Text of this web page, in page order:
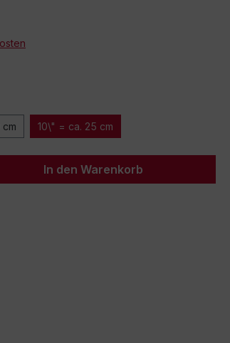
10\" = ca. 25 cm
den gewünschten Wert
In den Warenkorb